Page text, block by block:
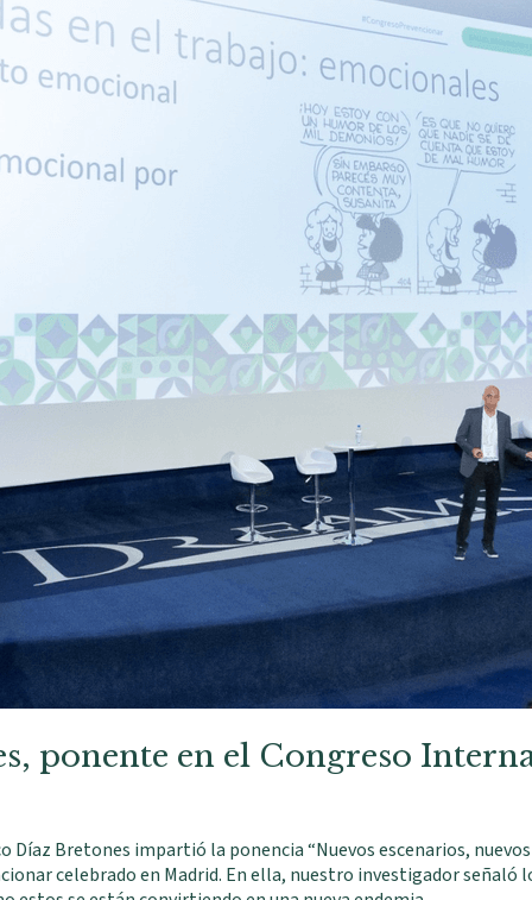
ponente en el Congreso
Díaz Bretones impartió la ponencia “Nuevos escenarios,
celebrado en Madrid. En ella, nuestro investigador señaló